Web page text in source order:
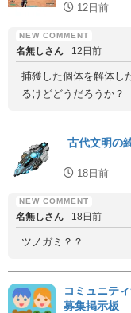
12日前
名無しさん 12日前
捕獲した個体を解体し
るけどどうだろうか？
古代文明の
18日前
名無しさん 18日前
ツノガミ？？
コミュニテ
募集掲示板